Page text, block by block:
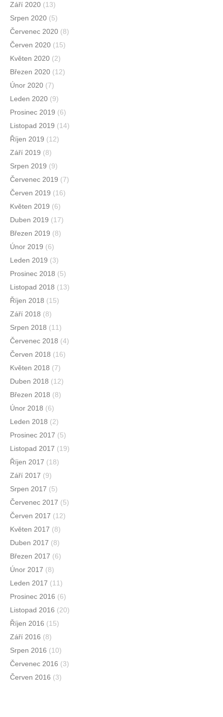
Září 2020 (13)
Srpen 2020 (5)
Červenec 2020 (8)
Červen 2020 (15)
Květen 2020 (2)
Březen 2020 (12)
Únor 2020 (7)
Leden 2020 (9)
Prosinec 2019 (6)
Listopad 2019 (14)
Říjen 2019 (12)
Září 2019 (8)
Srpen 2019 (9)
Červenec 2019 (7)
Červen 2019 (16)
Květen 2019 (6)
Duben 2019 (17)
Březen 2019 (8)
Únor 2019 (6)
Leden 2019 (3)
Prosinec 2018 (5)
Listopad 2018 (13)
Říjen 2018 (15)
Září 2018 (8)
Srpen 2018 (11)
Červenec 2018 (4)
Červen 2018 (16)
Květen 2018 (7)
Duben 2018 (12)
Březen 2018 (8)
Únor 2018 (6)
Leden 2018 (2)
Prosinec 2017 (5)
Listopad 2017 (19)
Říjen 2017 (18)
Září 2017 (9)
Srpen 2017 (5)
Červenec 2017 (5)
Červen 2017 (12)
Květen 2017 (8)
Duben 2017 (8)
Březen 2017 (6)
Únor 2017 (8)
Leden 2017 (11)
Prosinec 2016 (6)
Listopad 2016 (20)
Říjen 2016 (15)
Září 2016 (8)
Srpen 2016 (10)
Červenec 2016 (3)
Červen 2016 (3)